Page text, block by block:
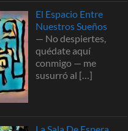
El Espacio Entre
Nuestros Sueños
— No despiertes,
quédate aquí
conmigo — me
susurró al […]